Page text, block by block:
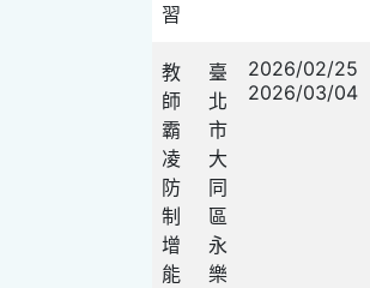
習
教
師
霸
凌
防
制
增
能
臺
北
市
大
同
區
永
樂
2026/02/25
2026/03/04